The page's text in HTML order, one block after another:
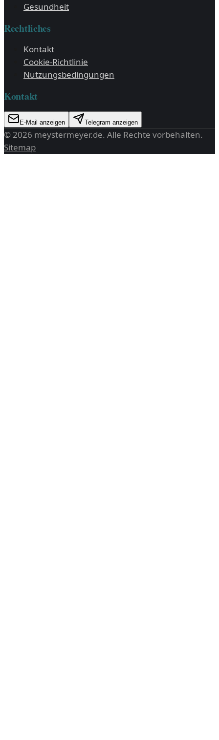
Gesundheit
Rechtliches
Kontakt
Cookie-Richtlinie
Nutzungsbedingungen
Kontakt
E-Mail anzeigen Telegram anzeigen
©2026 meystermeyer.de. Alle Rechte vorbehalten.
Sitemap